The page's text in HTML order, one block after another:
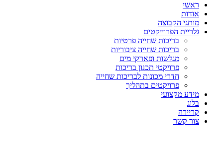
ראשי
אודות
מותגי הקבוצה
גלריית הפרוייקטים
בריכות שחייה פרטיות
בריכות שחייה ציבוריות
מגלשות ופארקי מים
פרויקטי תכנון בריכות
חדרי מכונות לבריכות שחייה
פרויקטים בתהליך
מידע מקצועי
בלוג
קריירה
צור קשר